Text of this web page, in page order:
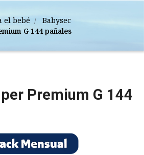
el bebé
Babysec
G 144 pañales
Premium G 144